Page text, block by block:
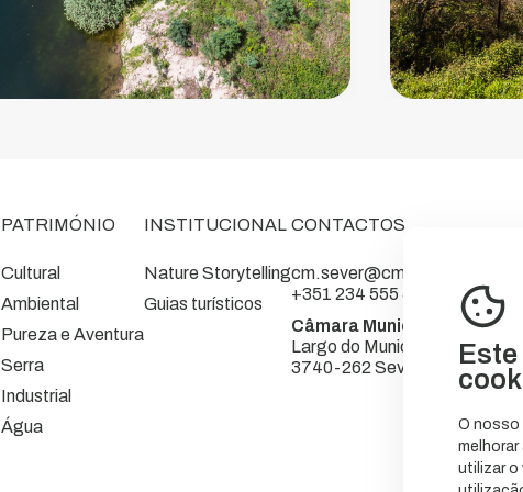
O nosso
utilizar o
PATRIMÓNIO
Cultural
Ambiental
Pureza e Aventura
Serra
Industrial
Água
INSTITUCIONAL
Nature Storytelling
Guias turísticos
CONTACTOS
cm.sever@cm-sever.pt
+351 234 555 566
Câmara Municipal de Sever
Largo do Município
3740-262 Sever do Vouga